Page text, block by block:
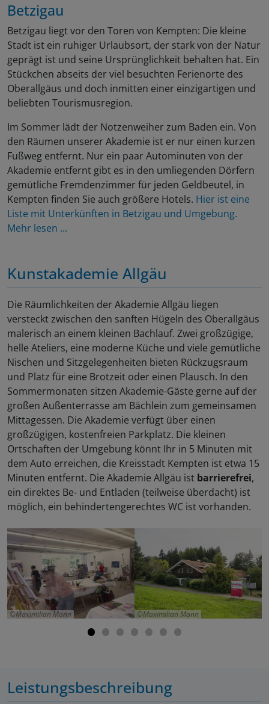
Betzigau
Betzigau liegt vor den Toren von Kempten: Die kleine
Stadt ist ein ruhiger Urlaubsort, der stark von der Natur
geprägt ist und seine Ursprünglichkeit behalten hat. Ein
Stückchen abseits der viel besuchten Ferienorte des
Oberallgäus und doch inmitten einer einzigartigen und
beliebten Tourismusregion.
Im Sommer lädt der Notzenweiher zum Baden ein. Von
den Räumen unserer Akademie ist er nur einen kurzen
Fußweg entfernt. Nur ein paar Autominuten von der
Akademie entfernt gibt es in den umliegenden Dörfern
gemütliche Fremdenzimmer für jeden Geldbeutel, in
Kempten finden Sie auch größere Hotels. Hier ist eine
Liste mit Unterkünften in Betzigau und Umgebung.
Mehr lesen ...
Kunstakademie Allgäu
Die Räumlichkeiten der Akademie Allgäu liegen
versteckt zwischen den sanften Hügeln des Oberallgäus
malerisch an einem kleinen Bachlauf. Zwei großzügige,
helle Ateliers, eine moderne Küche und viele gemütliche
Nischen und Sitzgelegenheiten bieten Rückzugsraum
und Platz für eine Brotzeit oder einen Plausch. In den
Sommermonaten sitzen Akademie-Gäste gerne auf der
großen Außenterrasse am Bächlein zum gemeinsamen
Mittagessen. Die Akademie verfügt über einen
großzügigen, kostenfreien Parkplatz. Die kleinen
Ortschaften der Umgebung könnt Ihr in 5 Minuten mit
dem Auto erreichen, die Kreisstadt Kempten ist etwa 15
Minuten entfernt. Die Akademie Allgäu ist barrierefrei,
ein direktes Be- und Entladen (teilweise überdacht) ist
möglich, ein behindertengerechtes WC ist vorhanden.
Maximilian Mann Maximilian Mann
Leistungsbeschreibung